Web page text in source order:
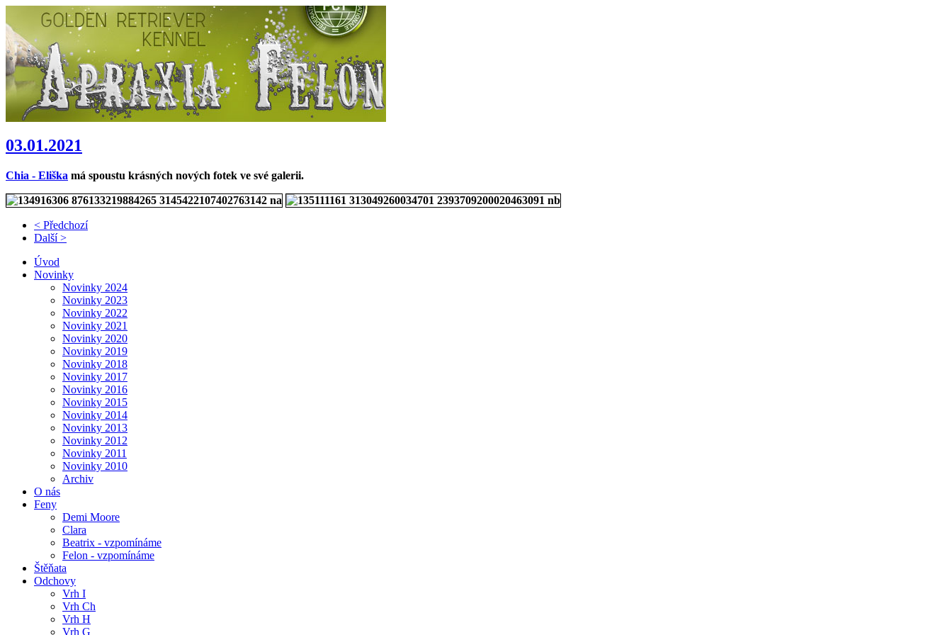
03.01.2021
Chia - Eliška má spoustu krásných nových fotek ve své galerii.
< Předchozí
Další >
Úvod
Novinky
Novinky 2024
Novinky 2023
Novinky 2022
Novinky 2021
Novinky 2020
Novinky 2019
Novinky 2018
Novinky 2017
Novinky 2016
Novinky 2015
Novinky 2014
Novinky 2013
Novinky 2012
Novinky 2011
Novinky 2010
Archiv
O nás
Feny
Demi Moore
Clara
Beatrix - vzpomínáme
Felon - vzpomínáme
Štěňata
Odchovy
Vrh I
Vrh Ch
Vrh H
Vrh G